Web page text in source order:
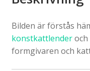
Bilden är förstås
konstkattlenderoch
formgivaren och